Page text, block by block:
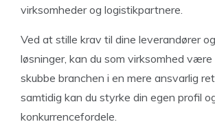
virksomheder og logistikpartnere.
Ved at stille krav til dine leverandører
løsninger, kan du som virksomhed
skubbe branchen i en mere ansvarlig
samtidig kan du styrke din egen profil
konkurrencefordele.